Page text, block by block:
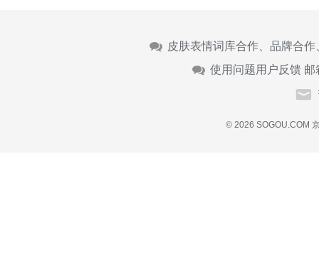
皮肤表情词库合作、品牌合
使用问题用户反馈 邮
© 2026 SOGOU.COM